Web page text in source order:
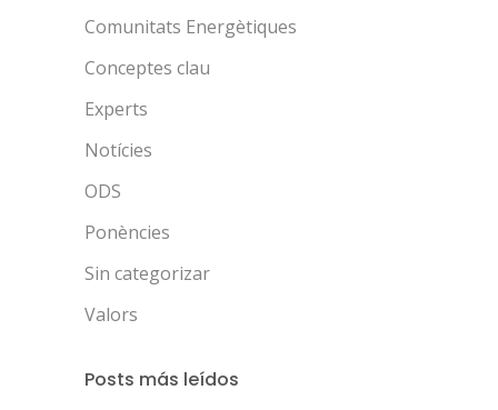
Comunitats Energètiques
Conceptes clau
Experts
Notícies
ODS
Ponències
Sin categorizar
Valors
Posts más leídos